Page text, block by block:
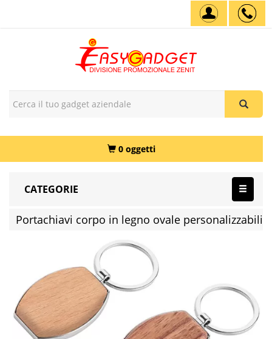
0 oggetti
CATEGORIE
Portachiavi corpo in legno ovale personalizzabili